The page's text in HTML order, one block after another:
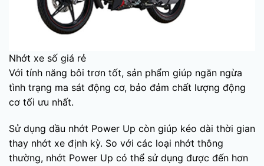
Nhớt xe số giá rẻ
Với tính năng bôi trơn tốt, sản phẩm giúp ngăn ngừa
tình trạng ma sát động cơ, bảo đảm chất lượng động
cơ tối ưu nhất.
Sử dụng dầu nhớt Power Up còn giúp kéo dài thời gian
thay nhớt xe định kỳ. So với các loại nhớt thông
thường, nhớt Power Up có thể sử dụng được đến hơn